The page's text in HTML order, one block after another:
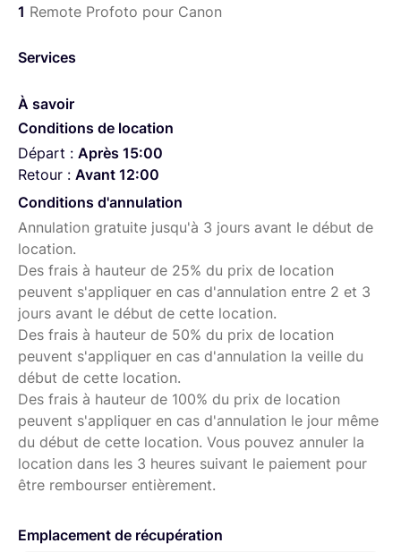
Objectif Canon 16-35mm 2.8 USM L II
Objectif Canon 24-70mm 2.8 USM L II
Objectif Nikon NIKKOR 24mm 2 + bague Nikon – EOS
Objectif Nikon NIKKOR 28mm 2.8 + bague Nikon – EOS
Objectif Nikon NIKKOR 35mm 1.4 + bague Nikon – EOS
Objectif Nikon NIKKOR 50mm 1.2 + bague Nikon – EOS
Objectif Nikon NIKKOR 85mm 1.8 + bague Nikon – EOS
Objectif Nikon Micro-NIKKOR 105mm 2.8 + bague Nikon –
EOS
Zoom Contax Zeiss Vario-Sonnar 28-85mm 3.3-4.0 +
bague Contax – EOS
Zoom Contax Zeiss Vario-Sonnar 80-200mm 4.0 + bague
Contax – EOS
Bagues doubleur de focale Junelio 13mm + 21mm +
31mm
ACCESSOIRES CAMERA
1 Remote Profoto pour Canon
Services
À savoir
Conditions de location
Départ : Après 15:00
Retour : Avant 12:00
Conditions d'annulation
Annulation gratuite jusqu'à 3 jours avant le début de
location.
Des frais à hauteur de 25% du prix de location
peuvent s'appliquer en cas d'annulation entre 2 et 3
jours avant le début de cette location.
Des frais à hauteur de 50% du prix de location
peuvent s'appliquer en cas d'annulation la veille du
début de cette location.
Des frais à hauteur de 100% du prix de location
peuvent s'appliquer en cas d'annulation le jour même
du début de cette location. Vous pouvez annuler la
location dans les 3 heures suivant le paiement pour
être rembourser entièrement.
Emplacement de récupération